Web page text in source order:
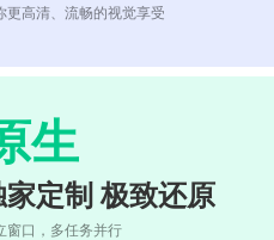
更高清、流畅的视觉享受
生
家定制 极致还原
窗口，多任务并行